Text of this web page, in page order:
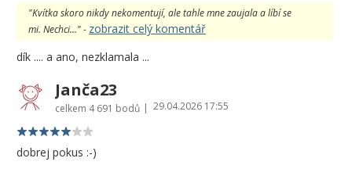
"Kvítka skoro nikdy nekomentují, ale tahle mne zaujala a líbí se
mi. Nechci..." - zobrazit celý komentář
dík .... a ano, nezklamala ...
Janča23
celkem 4 691 bodů | 29.04.2026 17:55
dobrej pokus :-)